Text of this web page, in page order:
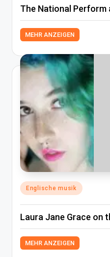
The National Perform
MEHR ANZEIGEN
Posted
in
Englische musik
Laura Jane Grace on
MEHR ANZEIGEN